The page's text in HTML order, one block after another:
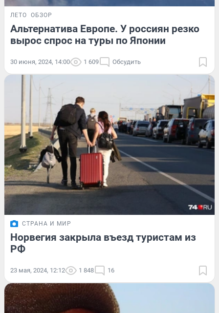
ЛЕТО ОБЗОР
Альтернатива Европе. У россиян резко
вырос спрос на туры по Японии
30 июня, 2024, 14:00 1 609 Обсудить
СТРАНА И МИР
Норвегия закрыла въезд туристам из
РФ
23 мая, 2024, 12:12 1 848 16